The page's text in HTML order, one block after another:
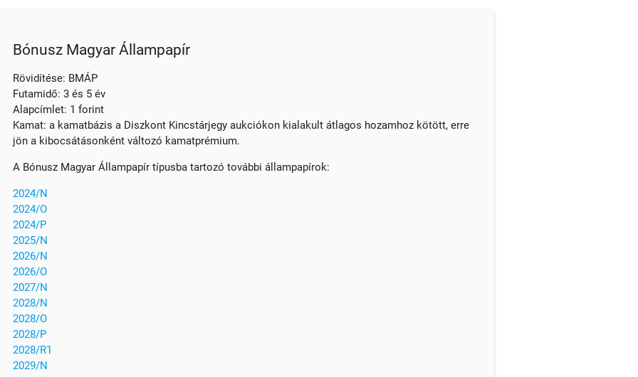
Bónusz Magyar Állampapír
Rövidítése: BMÁP
Futamidő: 3 és 5 év
Alapcímlet: 1 forint
Kamat: a kamatbázis a Diszkont Kincstárjegy aukciókon kialakult átlagos hozamhoz kötött, erre
jön a kibocsátásonként változó kamatprémium.
A Bónusz Magyar Állampapír típusba tartozó további állampapírok:
2024/N
2024/O
2024/P
2025/N
2026/N
2026/O
2027/N
2028/N
2028/O
2028/P
2028/R1
2029/N